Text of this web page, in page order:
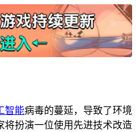
智能病毒的蔓延，导致了环境
将扮演一位使用先进技术改造